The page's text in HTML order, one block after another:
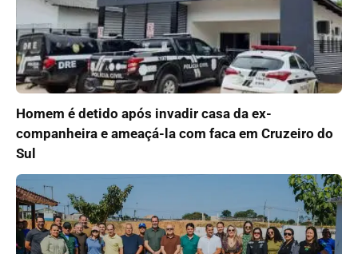
Homem é detido após invadir casa da ex-
companheira e ameaçá-la com faca em Cruzeiro do
Sul